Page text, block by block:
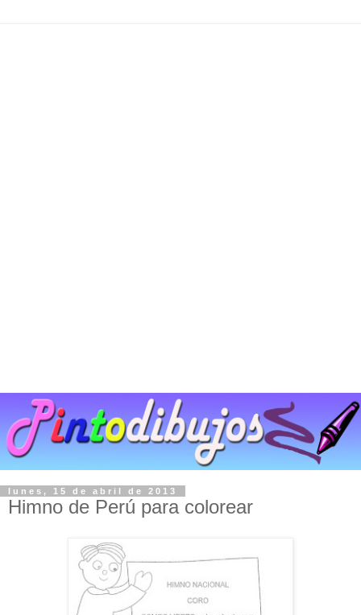
lunes, 15 de abril de 2013
Himno de Perú para colorear